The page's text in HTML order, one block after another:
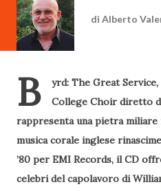
di Alberto
B
yrd: The Great
College Choir diretto
rappresenta una pietra
musica corale inglese
’80 per EMI Records, il CD
celebri del capolavoro di